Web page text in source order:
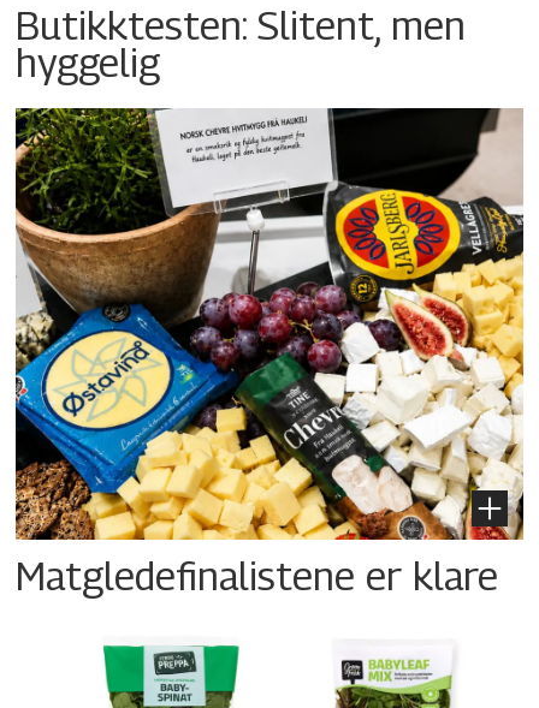
Butikktesten: Slitent, men
hyggelig
Matgledefinalistene er klare